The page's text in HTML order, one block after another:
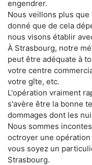
engendrer.
Nous veillons plus
donné que de cela
nous visons établir
À Strasbourg, notre
peut être adéquate à
votre centre
votre gîte, etc.
L'opération vraiment
s'avère être la bonne
dommages dont les
Nous sommes
octroyer une
vous soyez un
Strasbourg.